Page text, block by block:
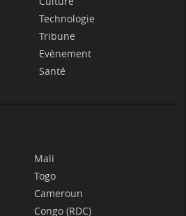
Technologie
Tribune
Evènement
Santé
Mali
Togo
Cameroun
Congo (RDC)